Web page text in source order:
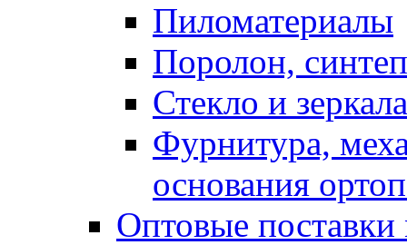
Пиломатериалы
Поролон,
Стекло и зеркала
Фурнитура,
основания
Оптовые поставки